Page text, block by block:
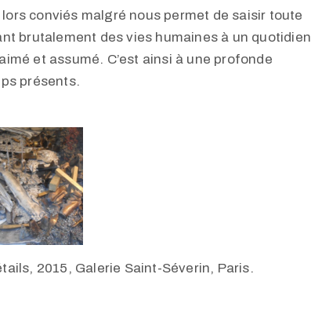
conviés malgré nous permet de saisir toute
brutalement des vies humaines à un quotidien
et assumé. C’est ainsi à une profonde
présents.
2015, Galerie Saint-Séverin, Paris.